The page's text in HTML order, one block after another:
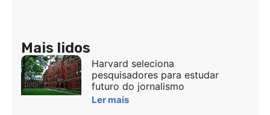
Mais lidos
Harvard seleciona
pesquisadores para estudar
futuro do jornalismo
Ler mais